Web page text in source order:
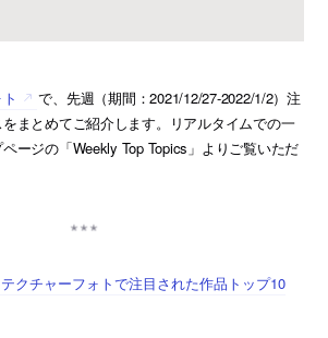
で、先週（期間：2021/12/27-2022/1/2）注
まとめてご紹介します。リアルタイムでの一
ージの「Weekly Top Topics」よりご覧いただ
クチャーフォトで注目された作品トップ10